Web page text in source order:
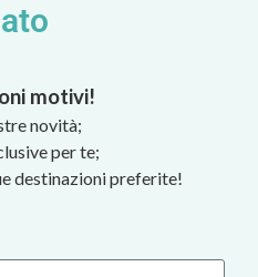
motivi!
novità;
per te;
destinazioni preferite!